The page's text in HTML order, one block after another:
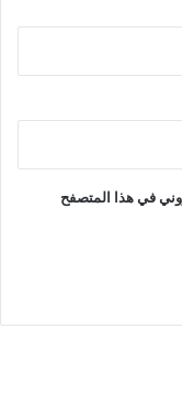
في هذا المتصفح